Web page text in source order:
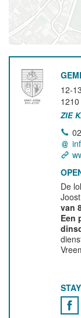
12-
1210
ZIE
De
van
Een